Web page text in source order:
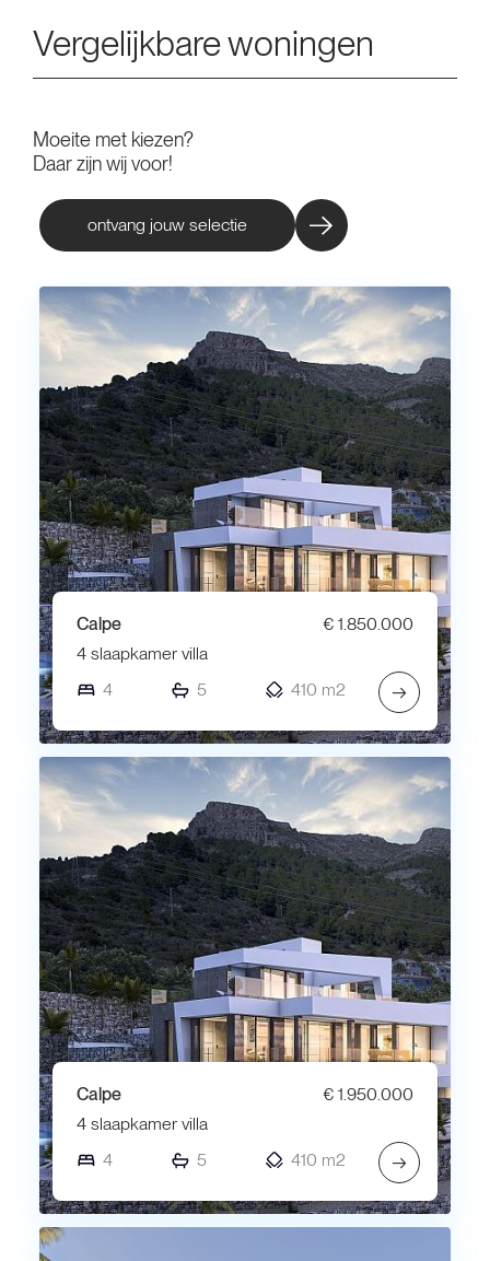
Vergelijkbare woningen
Moeite met kiezen?
Daar zijn wij voor!
ontvang jouw selectie
Calpe
€ 1.850.000
4 slaapkamer villa
4
5 410 m2 →
Calpe
€ 1.950.000
4 slaapkamer villa
4
5 410 m2 →